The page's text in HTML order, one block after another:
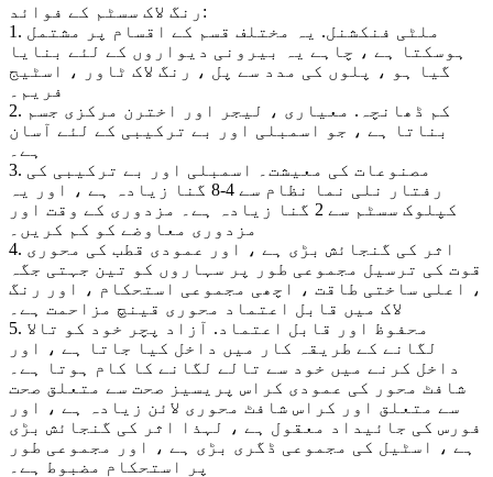
رنگ لاک سسٹم کے فوائد:
1. ملٹی فنکشنل. یہ مختلف قسم کے اقسام پر مشتمل
ہوسکتا ہے ، چاہے یہ بیرونی دیواروں کے لئے بنایا
گیا ہو ، پلوں کی مدد سے پل ، رنگ لاک ٹاور ، اسٹیج
فریم۔
2. کم ڈھانچہ. معیاری ، لیجر اور اخترن مرکزی جسم
بناتا ہے ، جو اسمبلی اور بے ترکیبی کے لئے آسان
ہے۔
3. مصنوعات کی معیشت۔ اسمبلی اور بے ترکیبی کی
رفتار نلی نما نظام سے 4-8 گنا زیادہ ہے ، اور یہ
کپلوک سسٹم سے 2 گنا زیادہ ہے۔ مزدوری کے وقت اور
مزدوری معاوضے کو کم کریں۔
4. اثر کی گنجائش بڑی ہے ، اور عمودی قطب کی محوری
قوت کی ترسیل مجموعی طور پر سہاروں کو تین جہتی جگہ
، اعلی ساختی طاقت ، اچھی مجموعی استحکام ، اور رنگ
لاک میں قابل اعتماد محوری قینچ مزاحمت ہے۔
5. محفوظ اور قابل اعتماد. آزاد پچر خود کو تالا
لگانے کے طریقہ کار میں داخل کیا جاتا ہے ، اور
داخل کرنے میں خود سے تالے لگانے کا کام ہوتا ہے۔
شافٹ محور کی عمودی کراس پریسیز صحت سے متعلق صحت
سے متعلق اور کراس شافٹ محوری لائن زیادہ ہے ، اور
فورس کی جائیداد معقول ہے ، لہذا اثر کی گنجائش بڑی
ہے ، اسٹیل کی مجموعی ڈگری بڑی ہے ، اور مجموعی طور
پر استحکام مضبوط ہے۔